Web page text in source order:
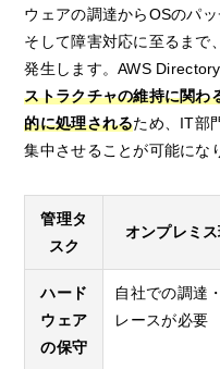
ウェアの調達からOSのパ
そして障害対応に至るまで
発生します。AWS
ストラクチャの維持に関わ
的に処理されるため、IT部
集中させることが可能にな
管理タ
スク
オンプレミ
ハード
ウェア
の保守
自社での調達
レースが必要